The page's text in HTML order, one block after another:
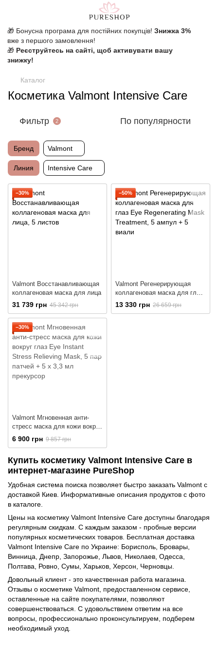
🎁 Бонусна програма для постійних покупців! Знижка 3%
вже з першого замовлення!
🎁 Реєструйтесь на сайті, щоб активувати вашу
знижку!
Каталог
Косметика Valmont Intensive Care
Фильтр 2 По популярности
Бренд Valmont
Линия Intensive Care
−30%
Valmont Восстанавливающая
коллагеновая маска для лица
31 739 грн 45 342 грн
−50%
Valmont Регенерирующая
коллагеновая маска для глаз
Eye Regenerating Mask
Treatment
13 330 грн 26 659 грн
−30%
Valmont Мгновенная анти-
стресс маска для кожи вокруг
глаз Eye Instant Stress
Relieving Mask
6 900 грн 9 857 грн
Купить косметику Valmont Intensive Care в
интернет-магазине PureShop
Удобная система поиска позволяет быстро заказать Valmont с
доставкой Киев. Информативные описания продуктов с фото
в каталоге.
Цены на косметику Valmont Intensive Care доступны благодаря
регулярным скидкам. С каждым заказом - пробные версии
популярных косметических товаров. Бесплатная доставка
Valmont Intensive Care по Украине: Борисполь, Бровары,
Винница, Днепр, Запорожье, Львов, Николаев, Одесса,
Полтава, Ровно, Сумы, Харьков, Херсон, Черновцы.
Довольный клиент - это качественная работа магазина.
Отзывы о косметике Valmont, предоставленном сервисе,
оставленные на сайте покупателями, позволяют
совершенствоваться. C удовольствием ответим на все
вопросы, профессионально проконсультируем, подберем
необходимый уход.